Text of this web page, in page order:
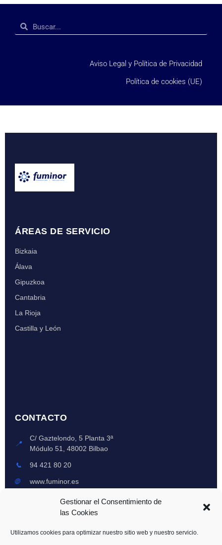
Gestionar el Consentimiento de
las Cookies
Utilizamos cookies para optimizar nuestro sitio web y nuestro servicio.
Aviso Legal y Política de Privacidad
Política de cookies (UE)
ÁREAS DE SERVICIO
Bizkaia
Álava
Gipuzkoa
Cantabria
La Rioja
Castilla y León
CONTACTO
📍
C/ Gaztelondo, 5 Planta 3ª
Módulo 51, 48002 Bilbao
📞 94 421 80 20
🌐 www.fuminor.es
Lun-Vie: 8am-6pm
Emergencias 24h